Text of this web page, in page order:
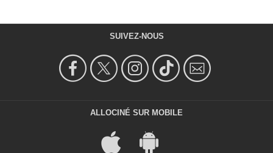
SUIVEZ-NOUS
ALLOCINÉ SUR MOBILE